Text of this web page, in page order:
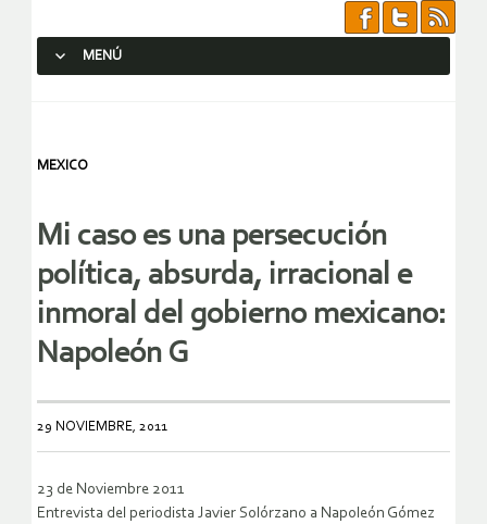
MENÚ
MEXICO
Mi caso es una persecución
política, absurda, irracional e
inmoral del gobierno mexicano:
Napoleón G
29 NOVIEMBRE, 2011
23 de Noviembre 2011
Entrevista del periodista Javier Solórzano a Napoleón Gómez